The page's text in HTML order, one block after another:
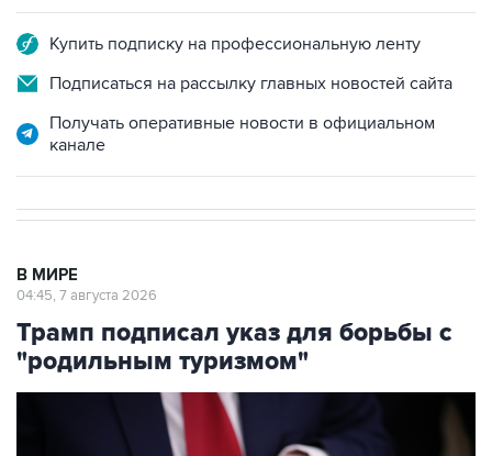
Купить подписку на профессиональную ленту
Подписаться на рассылку главных новостей сайта
Получать оперативные новости в официальном
канале
В МИРЕ
04:45, 7 августа 2026
Трамп подписал указ для борьбы с
"родильным туризмом"